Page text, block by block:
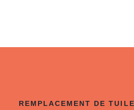
REMPLACEMENT DE